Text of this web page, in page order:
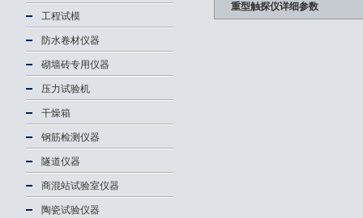
工程试模
防水卷材仪器
砌墙砖专用仪器
压力试验机
干燥箱
钢筋检测仪器
隧道仪器
商混站试验室仪器
陶瓷试验仪器
重型触探仪详细参数